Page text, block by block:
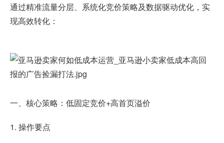
通过精准流量分层、系统化竞价策略及数据驱动优化，实
现高效转化：
一、核心策略：低固定竞价+高首页溢价
1. 操作要点